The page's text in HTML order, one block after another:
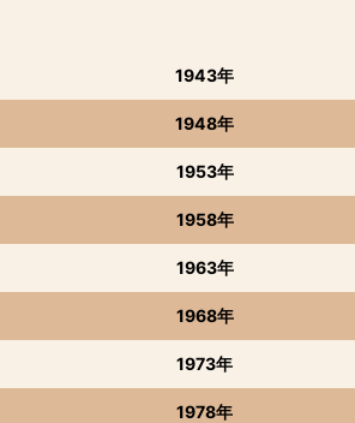
1943年
1948年
1953年
1958年
1963年
1968年
1973年
1978年